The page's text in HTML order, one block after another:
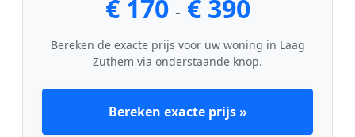
€ 170 - € 390
Bereken de exacte prijs voor uw woning in Laag
Zuthem via onderstaande knop.
Bereken exacte prijs »